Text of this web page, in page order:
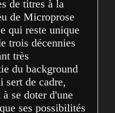
de Microprose
qui reste unique
trois décennies
très
du background
se doter d'une
ses possibilités